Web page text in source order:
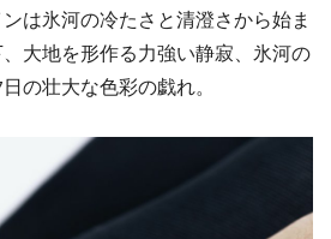
は氷河の冷たさと清澄さから始ま
大地を形作る力強い静寂、氷河の
の壮大な色彩の戯れ。